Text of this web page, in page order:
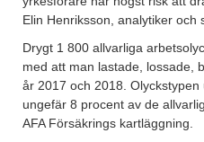
Elin Henriksson, analytiker och
Drygt 1 800 allvarliga
med att man lastade, lossade,
år 2017 och 2018.
ungefär 8 procent av de
AFA Försäkrings kartläggning.